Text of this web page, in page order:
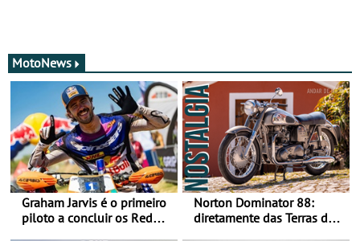
MotoNews
Graham Jarvis é o primeiro
piloto a concluir os Red
Norton Dominator 88:
diretamente das Terras de